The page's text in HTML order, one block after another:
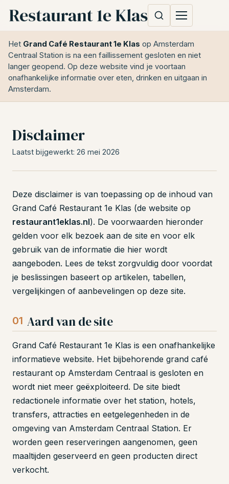
Het Grand Café Restaurant 1e Klas op Amsterdam
Centraal Station is na een faillissement gesloten en niet
langer geopend. Op deze website vind je voortaan
onafhankelijke informatie over eten, drinken en uitgaan in
Amsterdam.
Disclaimer
Laatst bijgewerkt: 26 mei 2026
Deze disclaimer is van toepassing op de inhoud van
Grand Café Restaurant 1e Klas (de website op
restaurant1eklas.nl). De voorwaarden hieronder
gelden voor elk bezoek aan de site en voor elk
gebruik van de informatie die hier wordt
aangeboden. Lees de tekst zorgvuldig door voordat
je beslissingen baseert op artikelen, tabellen,
vergelijkingen of aanbevelingen op deze site.
01 Aard van de site
Grand Café Restaurant 1e Klas is een onafhankelijke
informatieve website. Het bijbehorende grand café
restaurant op Amsterdam Centraal is gesloten en
wordt niet meer geëxploiteerd. De site biedt
redactionele informatie over het station, hotels,
transfers, attracties en eetgelegenheden in de
omgeving van Amsterdam Centraal Station. Er
worden geen reserveringen aangenomen, geen
maaltijden geserveerd en geen producten direct
verkocht.